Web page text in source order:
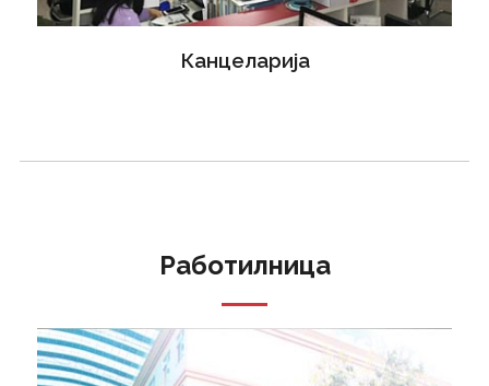
Канцеларија
Работилница